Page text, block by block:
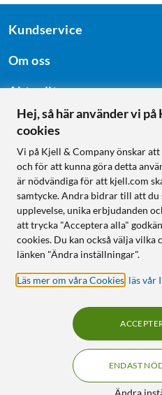
Kundservice
Om oss
Aktuellt
Följ oss
Handla från:
Sverige
Norge
KUNSKAP OCH
Hej, så här använder vi
cookies
Vi på Kjell & Company önskar
och för att kunna göra detta
är nödvändiga för att kjell.com
samtycke. Andra bidrar till att du
upplevelse, unika erbjudanden
att trycka "Acceptera alla"
cookies. Du kan också välja vilka
länken "Ändra inställningar".
Läs mer om våra Cookies läs vår
Ändra
ENDAST